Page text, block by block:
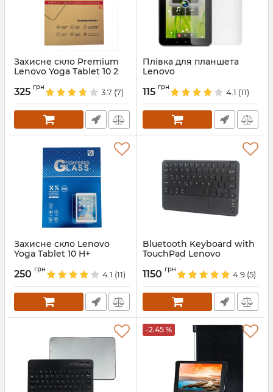
Захисне скло Premium
Lenovo Yoga Tablet 10 2
325 грн
3.7 (7)
Плівка для планшета
Lenovo
115 грн
4.1 (11)
Захисне скло Lenovo
Yoga Tablet 10 H+
250 грн
4.1 (11)
Bluetooth Keyboard with
TouchPad Lenovo
IdeaTab/Yoga Tablet
Артикул: 2018
1150 грн
4.9 (5)
-2.45 %